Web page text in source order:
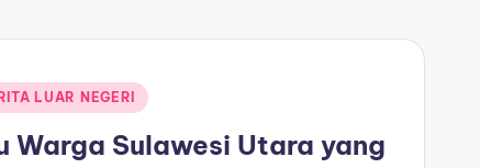
LUAR NEGERI
Warga Sulawesi Utara yang